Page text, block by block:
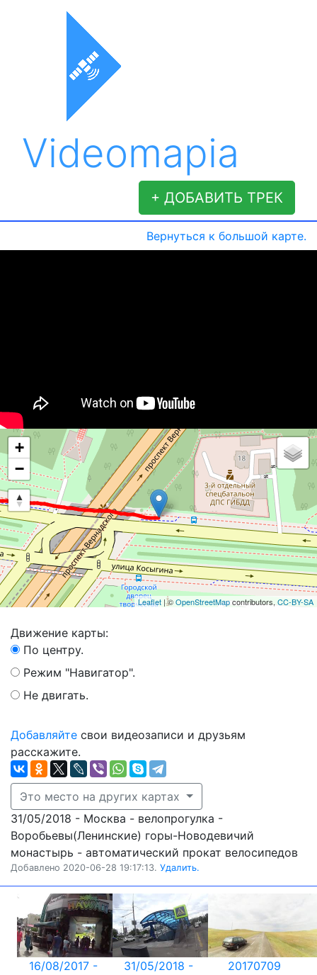
Videomapia
+ ДОБАВИТЬ ТРЕК
Вернуться к большой карте.
+
−
Leaflet | ©OpenStreetMapcontributors, CC-BY-SA
Движение карты:
По центру.
Режим "Навигатор".
Не двигать.
Добавляйте свои видеозаписи и друзьям
расскажите.
Это место на других картах
31/05/2018 - Москва - велопрогулка -
Воробьевы(Ленинские) горы-Новодевичий
монастырь - автоматический прокат велосипедов
Добавлено 2020-06-28 19:17:13. Удалить.
16/08/2017 -
31/05/2018 -
20170709